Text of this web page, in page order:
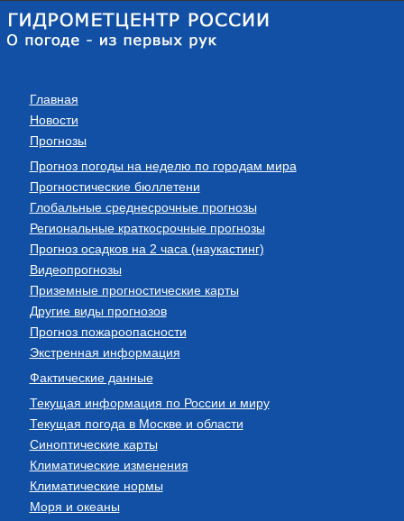
Главная
Новости
Прогнозы
Прогноз погоды на неделю по городам мира
Прогностические бюллетени
Глобальные среднесрочные прогнозы
Региональные краткосрочные прогнозы
Прогноз осадков на 2 часа (наукастинг)
Видеопрогнозы
Приземные прогностические карты
Другие виды прогнозов
Прогноз пожароопасности
Экстренная информация
Фактические данные
Текущая информация по России и миру
Текущая погода в Москве и области
Синоптические карты
Климатические изменения
Климатические нормы
Моря и океаны